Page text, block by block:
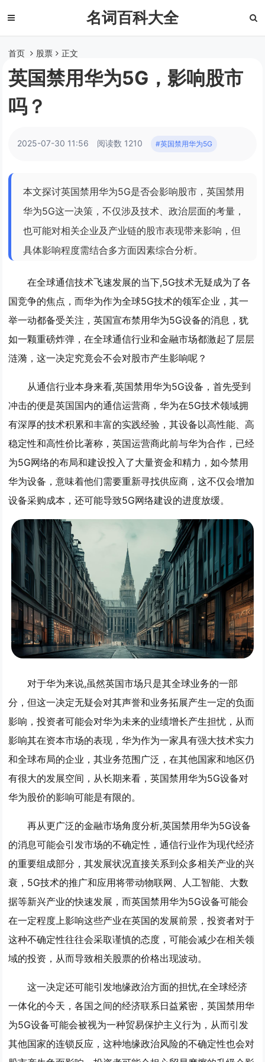
名词百科大全
首页 股票 正文
英国禁用华为5G，影响股市
吗？
2025-07-30 11:56 阅读数 1210 #英国禁用华为5G
本文探讨英国禁用华为5G是否会影响股市，英国禁用
华为5G这一决策，不仅涉及技术、政治层面的考量，
也可能对相关企业及产业链的股市表现带来影响，但
具体影响程度需结合多方面因素综合分析。
在全球通信技术飞速发展的当下,5G技术无疑成为了各
国竞争的焦点，而华为作为全球5G技术的领军企业，其一
举一动都备受关注，英国宣布禁用华为5G设备的消息，犹
如一颗重磅炸弹，在全球通信行业和金融市场都激起了层层
涟漪，这一决定究竟会不会对股市产生影响呢？
从通信行业本身来看,英国禁用华为5G设备，首先受到
冲击的便是英国国内的通信运营商，华为在5G技术领域拥
有深厚的技术积累和丰富的实践经验，其设备以高性能、高
稳定性和高性价比著称，英国运营商此前与华为合作，已经
为5G网络的布局和建设投入了大量资金和精力，如今禁用
华为设备，意味着他们需要重新寻找供应商，这不仅会增加
设备采购成本，还可能导致5G网络建设的进度放缓。
对于华为来说,虽然英国市场只是其全球业务的一部
分，但这一决定无疑会对其声誉和业务拓展产生一定的负面
影响，投资者可能会对华为未来的业绩增长产生担忧，从而
影响其在资本市场的表现，华为作为一家具有强大技术实力
和全球布局的企业，其业务范围广泛，在其他国家和地区仍
有很大的发展空间，从长期来看，英国禁用华为5G设备对
华为股价的影响可能是有限的。
再从更广泛的金融市场角度分析,英国禁用华为5G设备
的消息可能会引发市场的不确定性，通信行业作为现代经济
的重要组成部分，其发展状况直接关系到众多相关产业的兴
衰，5G技术的推广和应用将带动物联网、人工智能、大数
据等新兴产业的快速发展，而英国禁用华为5G设备可能会
在一定程度上影响这些产业在英国的发展前景，投资者对于
这种不确定性往往会采取谨慎的态度，可能会减少在相关领
域的投资，从而导致相关股票的价格出现波动。
这一决定还可能引发地缘政治方面的担忧,在全球经济
一体化的今天，各国之间的经济联系日益紧密，英国禁用华
为5G设备可能会被视为一种贸易保护主义行为，从而引发
其他国家的连锁反应，这种地缘政治风险的不确定性也会对